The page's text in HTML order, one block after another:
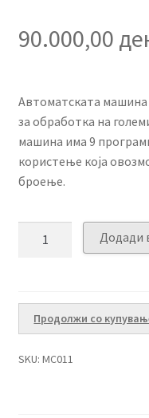
90.000,00
Автоматската машина
за обработка на
машина има 9
користење која
броење.
и
Додади
Продолжи со
SKU: MC011